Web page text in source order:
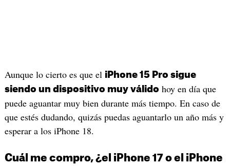
Aunque lo cierto es que el iPhone 15 Pro sigue
siendo un dispositivo muy válido hoy en día que
puede aguantar muy bien durante más tiempo. En caso de
que estés dudando, quizás puedas aguantarlo un año más y
esperar a los iPhone 18.
Cuál me compro, ¿el iPhone 17 o el iPhone